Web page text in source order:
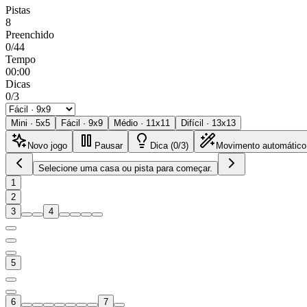
Pistas
8
Preenchido
0/44
Tempo
00:00
Dicas
0/3
Mini · 5x5 Fácil · 9x9 Médio · 11x11 Difícil · 13x13
Novo jogo Pausar Dica (0/3) Movimento automático
Selecione uma casa ou pista para começar.
1
2
3
4
5
6 7